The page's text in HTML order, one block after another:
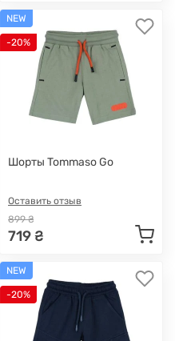
NEW
-20%
Шорты Tommaso Go
Оставить отзыв
899 ₴
719 ₴
NEW
-20%